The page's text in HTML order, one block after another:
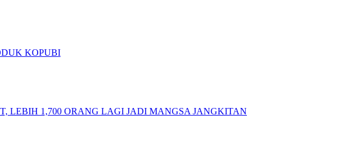
KOPUBI
LEBIH 1,700 ORANG LAGI JADI MANGSA JANGKITAN